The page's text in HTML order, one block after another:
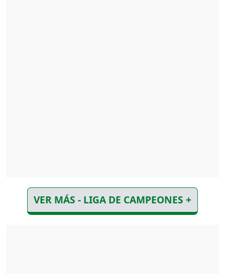
VER MÁS - LIGA DE CAMPEONES +